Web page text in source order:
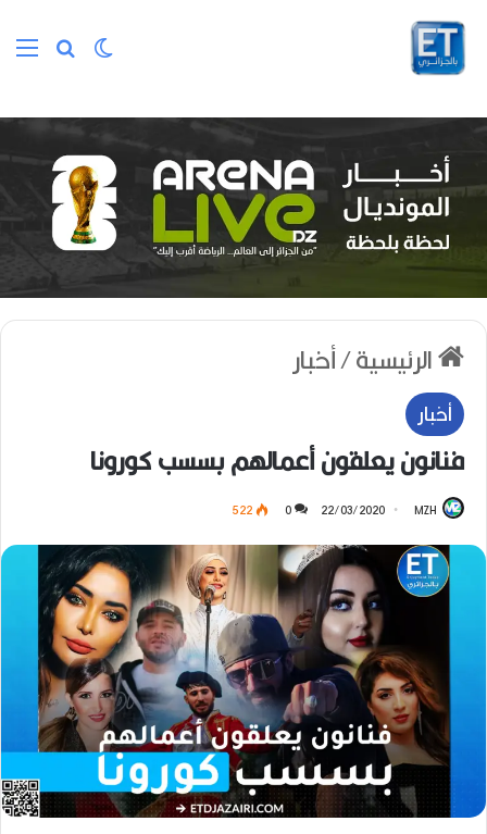
بحث عن
الوضع المظلم
الرئيسية/أخبار
أخبار
فنانون يعلقون أعمالهم بسسب كورونا
MZH
22/03/2020
0
522